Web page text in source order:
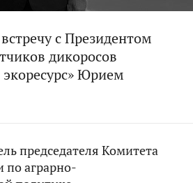
с Президентом
дикоросов
Юрием
председателя Комитета
по аграрно-